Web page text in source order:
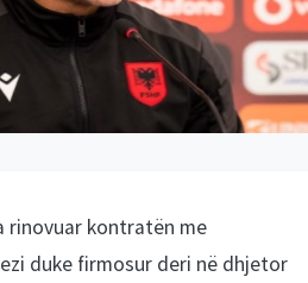
rinovuar kontratën me
duke firmosur deri në dhjetor